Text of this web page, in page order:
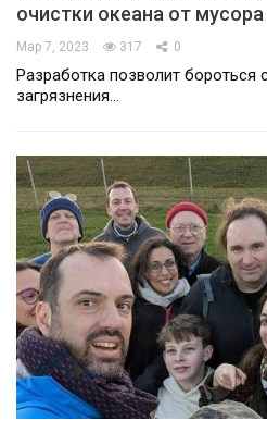
очистки океана от мусора
Мар 7, 2023 317 0
Разработка позволит бороться
загрязнения…